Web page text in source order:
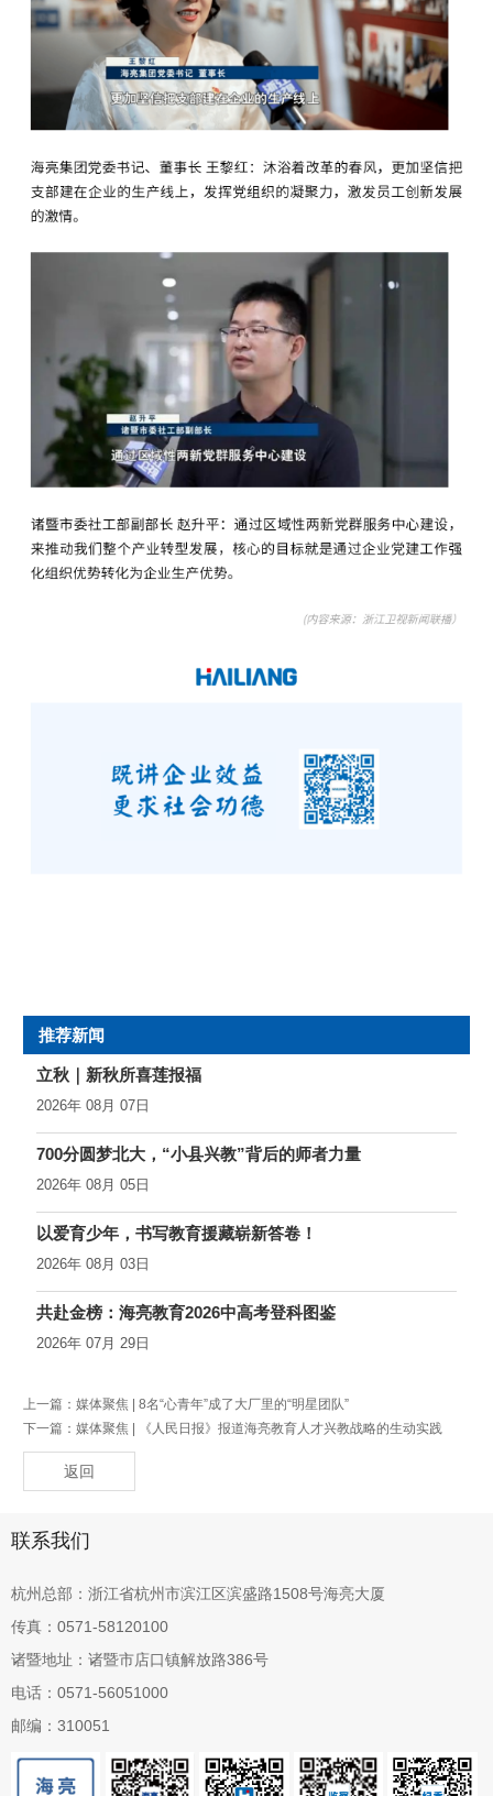
推荐新闻
立秋｜新秋所喜莲报福
2026年 08月 07日
700分圆梦北大，“小县兴教”背后的师者力量
2026年 08月 05日
以爱育少年，书写教育援藏崭新答卷！
2026年 08月 03日
共赴金榜：海亮教育2026中高考登科图鉴
2026年 07月 29日
上一篇：媒体聚焦 | 8名“心青年”成了大厂里的“明星团队”
下一篇：媒体聚焦 | 《人民日报》报道海亮教育人才兴教战略的生动实践
返回
联系我们
杭州总部：浙江省杭州市滨江区滨盛路1508号海亮大厦
传真：0571-58120100
诸暨地址：诸暨市店口镇解放路386号
电话：0571-56051000
邮编：310051